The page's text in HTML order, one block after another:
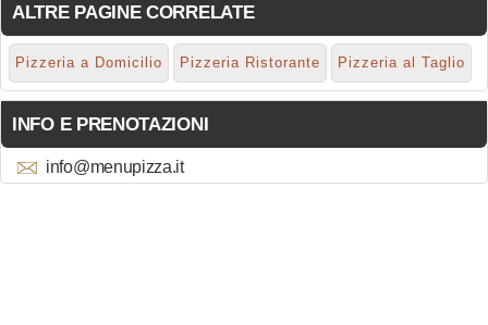
ALTRE PAGINE CORRELATE
Pizzeria a Domicilio Pizzeria Ristorante Pizzeria al Taglio
INFO E PRENOTAZIONI
info@menupizza.it